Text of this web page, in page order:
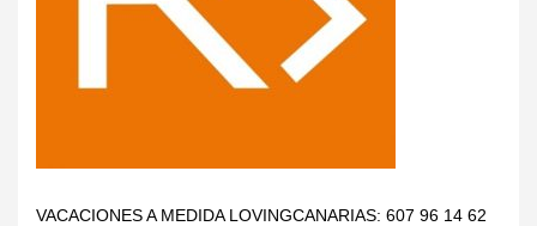
VACACIONES A MEDIDA LOVINGCANARIAS: 607 96 14 62